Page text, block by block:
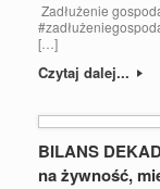
Zadłużenie
[…]
Czytaj dalej...
BILANS
na żywność,